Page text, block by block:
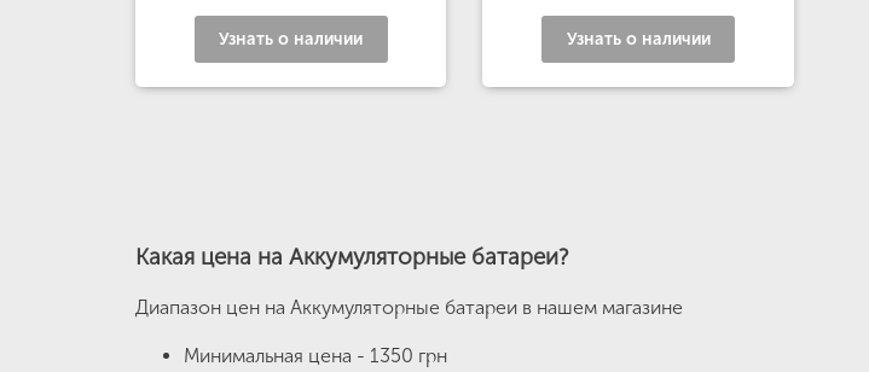
Узнать о наличии Узнать о наличии
Какая цена на Аккумуляторные батареи?
Диапазон цен на Аккумуляторные батареи в нашем магазине
Минимальная цена - 1350 грн